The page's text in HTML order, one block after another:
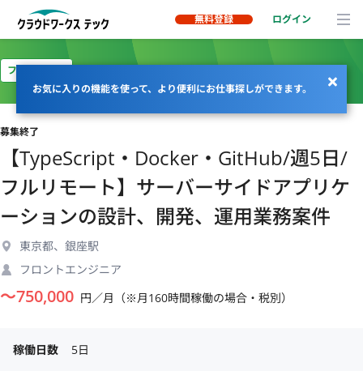
無料登録 ログイン
お気に入りの機能を使って、より便利にお仕事探しができます。
フルリモート
募集終了
【TypeScript・Docker・GitHub/週5日/
フルリモート】サーバーサイドアプリケ
ーションの設計、開発、運用業務案件
東京都、銀座駅
フロントエンジニア
〜750,000 円／月（※月160時間稼働の場合・税別）
稼働日数
5日